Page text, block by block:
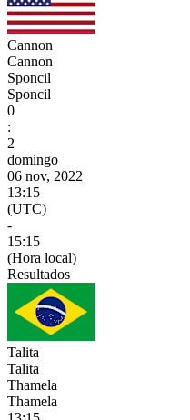
Cannon
Cannon
Sponcil
Sponcil
0
:
2
domingo
06 nov, 2022
13:15
(UTC)
-
15:15
(Hora local)
Resultados
Talita
Talita
Thamela
Thamela